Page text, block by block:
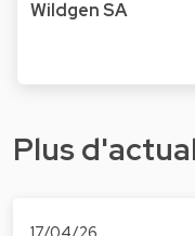
Wildgen SA
Plus